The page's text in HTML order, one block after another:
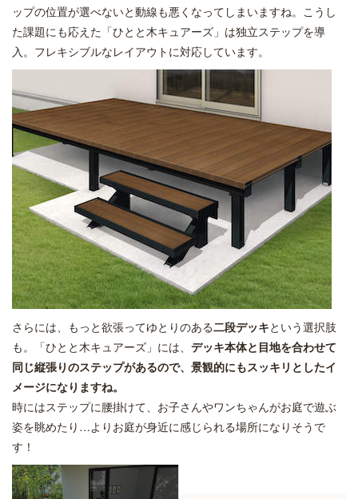
ップの位置が選べないと動線も悪くなってしまいますね。こうし
た課題にも応えた「ひとと木キュアーズ」は独立ステップを導
入。フレキシブルなレイアウトに対応しています。
さらには、もっと欲張ってゆとりのある二段デッキという選択肢
も。「ひとと木キュアーズ」には、 デッキ本体と目地を合わせて
同じ縦張りのステップがあるので、景観的にもスッキリとしたイ
メージになりますね。
時にはステップに腰掛けて、お子さんやワンちゃんがお庭で遊ぶ
姿を眺めたり…よりお庭が身近に感じられる場所になりそうで
す！